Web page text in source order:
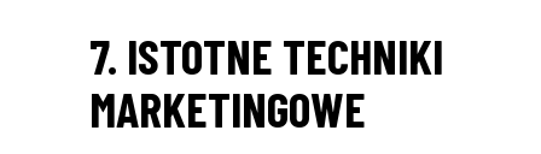
7. ISTOTNE TECHNIKI
MARKETINGOWE